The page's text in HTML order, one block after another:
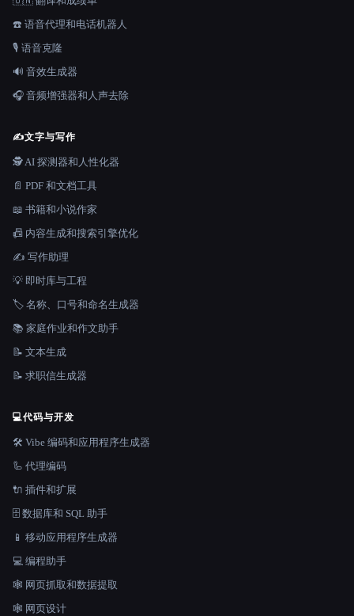
☎️ 语音代理和电话机器人
🎙️ 语音克隆
🔊 音效生成器
🎧 音频增强器和人声去除
✍️文字与写作
🕵️ AI 探测器和人性化器
📄 PDF 和文档工具
📖 书籍和小说作家
📠 内容生成和搜索引擎优化
✍️ 写作助理
💡 即时库与工程
🏷️ 名称、口号和命名生成器
📚 家庭作业和作文助手
📝 文本生成
📝 求职信生成器
💻代码与开发
🛠️ Vibe 编码和应用程序生成器
🦾 代理编码
🔌 插件和扩展
🗄️ 数据库和 SQL 助手
📱 移动应用程序生成器
💻 编程助手
🕸️ 网页抓取和数据提取
🕸 网页设计